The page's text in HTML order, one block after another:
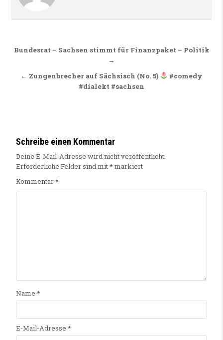
Beitragsnavigation
Bundesrat – Sachsen stimmt für Finanzpaket – Politik
→
← Zungenbrecher auf Sächsisch (No. 5)
#comedy
#dialekt #sachsen
Schreibe einen Kommentar
Deine E-Mail-Adresse wird nicht veröffentlicht.
Erforderliche Felder sind mit* markiert
Kommentar*
Name *
E-Mail-Adresse *